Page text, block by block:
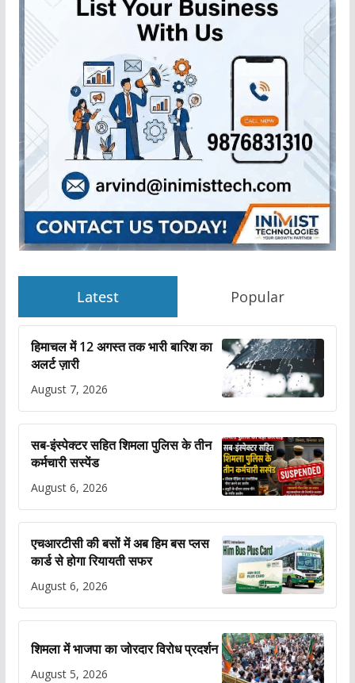
Latest Popular
हिमाचल में 12 अगस्त तक भारी बारिश का
अलर्ट ज़ारी
August 7, 2026
सब-इंस्पेक्टर सहित शिमला पुलिस के तीन
कर्मचारी सस्पेंड
August 6, 2026
एचआरटीसी की बसों में अब हिम बस प्लस
कार्ड से होगा रियायती सफर
August 6, 2026
शिमला में भाजपा का जोरदार विरोध प्रदर्शन
August 5, 2026